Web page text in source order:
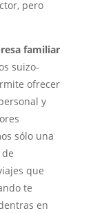
pero
familiar
suizo-
ofrecer
y
sólo una
que
te
en